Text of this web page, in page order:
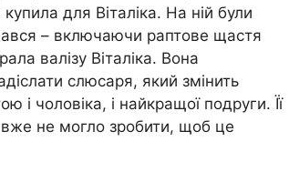
для Віталіка. На ній були
– включаючи раптове щастя
валізу Віталіка. Вона
слюсаря, який змінить
і чоловіка, і найкращої подруги. Її
вже не могло зробити, щоб це